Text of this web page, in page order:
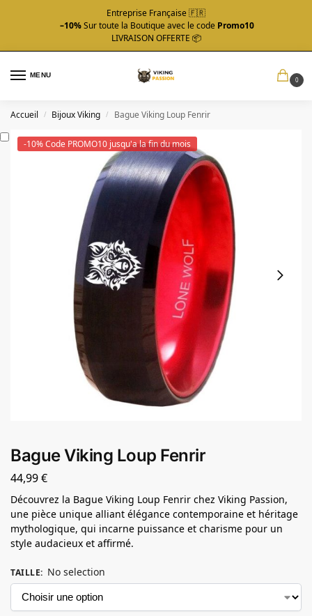
Entreprise Française 🇫🇷
–10%Sur toute la Boutique avec le code Promo10
LIVRAISON OFFERTE 📦
MENU
0
Accueil / Bijoux Viking / Bague Viking Loup Fenrir
-10% Code PROMO10 jusqu'a la fin du mois
Bague Viking Loup Fenrir
44,99€
Découvrez la Bague Viking Loup Fenrir chez Viking Passion,
une pièce unique alliant élégance contemporaine et héritage
mythologique, qui incarne puissance et charisme pour un
style audacieux et affirmé.
TAILLE: No selection